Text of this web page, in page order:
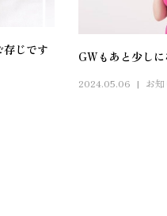
存じです
GWもあと少しに
2024.05.06 お知